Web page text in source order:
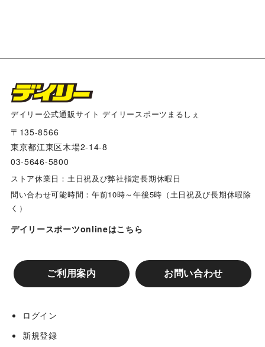
デイリー公式通販サイト デイリースポーツまるしぇ
〒135-8566
東京都江東区木場2-14-8
03-5646-5800
ストア休業日：土日祝及び弊社指定長期休暇日
問い合わせ可能時間：午前10時～午後5時（土日祝及び長期休暇除
く）
デイリースポーツonlineはこちら
ご利用案内 お問い合わせ
ログイン
新規登録